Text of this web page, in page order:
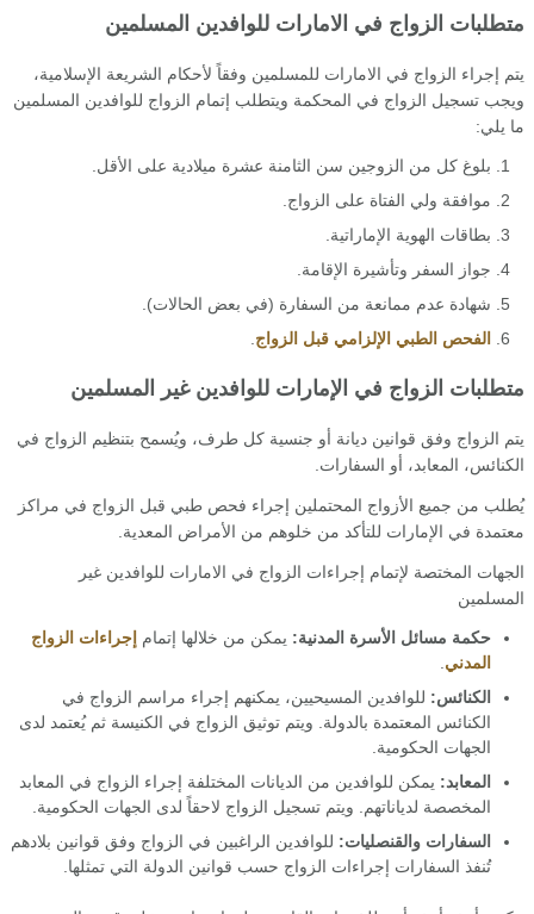
متطلبات الزواج في الامارات للوافدين المسلمين
يتم إجراء الزواج في الامارات للمسلمين وفقاً لأحكام الشريعة الإسلامية،
ويجب تسجيل الزواج في المحكمة ويتطلب إتمام الزواج للوافدين المسلمين
ما يلي:
بلوغ كل من الزوجين سن الثامنة عشرة ميلادية على الأقل.
موافقة ولي الفتاة على الزواج.
بطاقات الهوية الإماراتية.
جواز السفر وتأشيرة الإقامة.
شهادة عدم ممانعة من السفارة (في بعض الحالات).
الفحص الطبي الإلزامي قبل الزواج
متطلبات الزواج في الإمارات للوافدين غير المسلمين
يتم الزواج وفق قوانين ديانة أو جنسية كل طرف، ويُسمح بتنظيم الزواج في
الكنائس، المعابد، أو السفارات.
يُطلب من جميع الأزواج المحتملين إجراء فحص طبي قبل الزواج في مراكز
معتمدة في الإمارات للتأكد من خلوهم من الأمراض المعدية.
الجهات المختصة لإتمام إجراءات الزواج في الامارات للوافدين غير
المسلمين
حكمة مسائل الأسرة المدنية: يمكن من خلالها إتمام إجراءات الزواج
المدني
الكنائس: للوافدين المسيحيين، يمكنهم إجراء مراسم الزواج في
الكنائس المعتمدة بالدولة. ويتم توثيق الزواج في الكنيسة ثم يُعتمد لدى
الجهات الحكومية.
المعابد: يمكن للوافدين من الديانات المختلفة إجراء الزواج في المعابد
المخصصة لدياناتهم. ويتم تسجيل الزواج لاحقاً لدى الجهات الحكومية.
السفارات والقنصليات: للوافدين الراغبين في الزواج وفق قوانين بلادهم
تُنفذ السفارات إجراءات الزواج حسب قوانين الدولة التي تمثلها.